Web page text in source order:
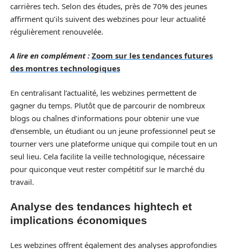
carrières tech. Selon des études, près de 70% des jeunes
affirment qu’ils suivent des webzines pour leur actualité
régulièrement renouvelée.
A lire en complément : Zoom sur les tendances futures
des montres technologiques
En centralisant l’actualité, les webzines permettent de
gagner du temps. Plutôt que de parcourir de nombreux
blogs ou chaînes d’informations pour obtenir une vue
d’ensemble, un étudiant ou un jeune professionnel peut se
tourner vers une plateforme unique qui compile tout en un
seul lieu. Cela facilite la veille technologique, nécessaire
pour quiconque veut rester compétitif sur le marché du
travail.
Analyse des tendances hightech et
implications économiques
Les webzines offrent également des analyses approfondies